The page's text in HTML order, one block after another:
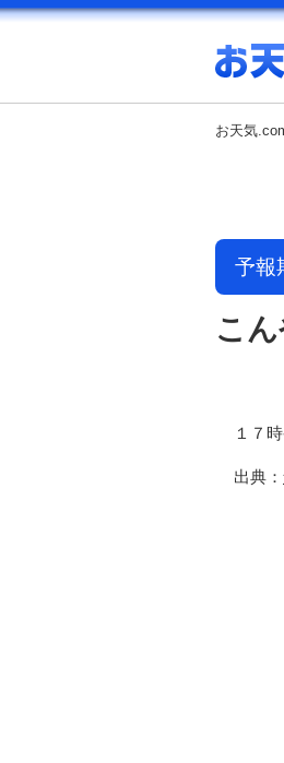
お天気
予報
こ
１７
出典：